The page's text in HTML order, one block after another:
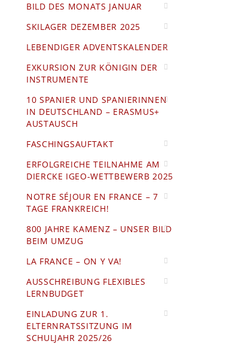
BILD DES MONATS JANUAR
SKILAGER DEZEMBER 2025
LEBENDIGER ADVENTSKALENDER
EXKURSION ZUR KÖNIGIN DER
INSTRUMENTE
10 SPANIER UND SPANIERINNEN
IN DEUTSCHLAND – ERASMUS+
AUSTAUSCH
FASCHINGSAUFTAKT
ERFOLGREICHE TEILNAHME AM
DIERCKE IGEO-WETTBEWERB 2025
NOTRE SÉJOUR EN FRANCE – 7
TAGE FRANKREICH!
800 JAHRE KAMENZ – UNSER BILD
BEIM UMZUG
LA FRANCE – ON Y VA!
AUSSCHREIBUNG FLEXIBLES
LERNBUDGET
EINLADUNG ZUR 1.
ELTERNRATSSITZUNG IM
SCHULJAHR 2025/26